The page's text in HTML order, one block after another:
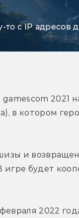
то с IP адресов
2021
в котором
и
игре будет
2022